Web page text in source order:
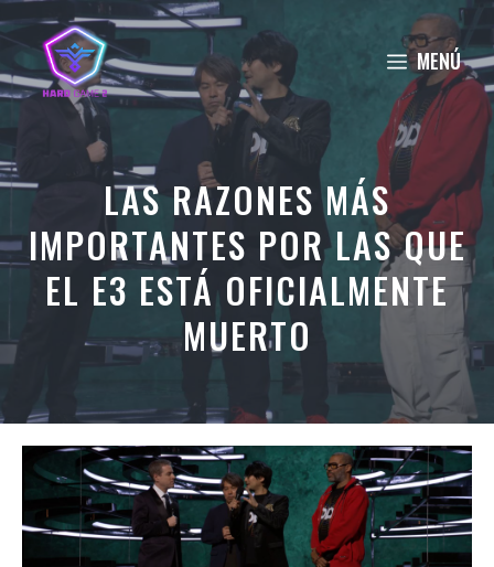
Saltar
contenido
MENÚ
LAS RAZONES MÁS
IMPORTANTES POR LAS QUE
EL E3 ESTÁ OFICIALMENTE
MUERTO